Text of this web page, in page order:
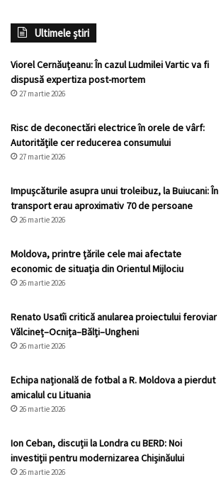
Ultimele știri
Viorel Cernăuțeanu: În cazul Ludmilei Vartic va fi
dispusă expertiza post-mortem
27 martie 2026
Risc de deconectări electrice în orele de vârf:
Autoritățile cer reducerea consumului
27 martie 2026
Impușcăturile asupra unui troleibuz, la Buiucani: În
transport erau aproximativ 70 de persoane
26 martie 2026
Moldova, printre țările cele mai afectate
economic de situația din Orientul Mijlociu
26 martie 2026
Renato Usatîi critică anularea proiectului feroviar
Vălcineț–Ocnița–Bălți–Ungheni
26 martie 2026
Echipa națională de fotbal a R. Moldova a pierdut
amicalul cu Lituania
26 martie 2026
Ion Ceban, discuții la Londra cu BERD: Noi
investiții pentru modernizarea Chișinăului
26 martie 2026